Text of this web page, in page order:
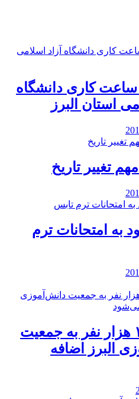
کاری دانشگاه
استان البرز
مهم تغییر تاریخ
به امتحانات ترم
️سالانه ۱۲ هزار نفر به جمعیت
البرز اضافه